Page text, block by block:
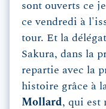
sont ouverts ce
ce vendredi à
tour. Et la
Sakura, dans la
repartie avec la
histoire grâce à
Mollard, qui est